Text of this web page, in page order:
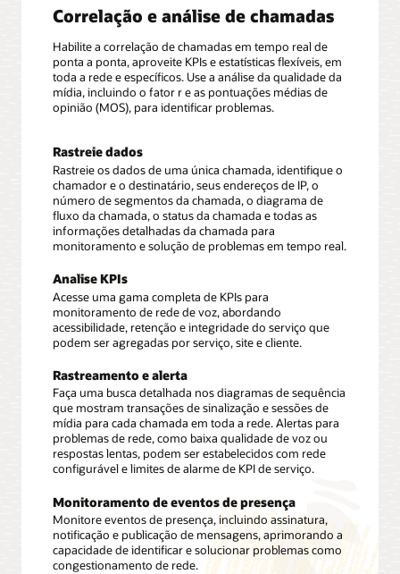
Correlação e análise de chamadas
Habilite a correlação de chamadas em tempo real de
ponta a ponta, aproveite KPIs e estatísticas flexíveis, em
toda a rede e específicos. Use a análise da qualidade da
mídia, incluindo o fator r e as pontuações médias de
opinião (MOS), para identificar problemas.
Rastreie dados
Rastreie os dados de uma única chamada, identifique o
chamador e o destinatário, seus endereços de IP, o
número de segmentos da chamada, o diagrama de
fluxo da chamada, o status da chamada e todas as
informações detalhadas da chamada para
monitoramento e solução de problemas em tempo real.
Analise KPIs
Acesse uma gama completa de KPIs para
monitoramento de rede de voz, abordando
acessibilidade, retenção e integridade do serviço que
podem ser agregadas por serviço, site e cliente.
Rastreamento e alerta
Faça uma busca detalhada nos diagramas de sequência
que mostram transações de sinalização e sessões de
mídia para cada chamada em toda a rede. Alertas para
problemas de rede, como baixa qualidade de voz ou
respostas lentas, podem ser estabelecidos com rede
configurável e limites de alarme de KPI de serviço.
Monitoramento de eventos de presença
Monitore eventos de presença, incluindo assinatura,
notificação e publicação de mensagens, aprimorando a
capacidade de identificar e solucionar problemas como
congestionamento de rede.